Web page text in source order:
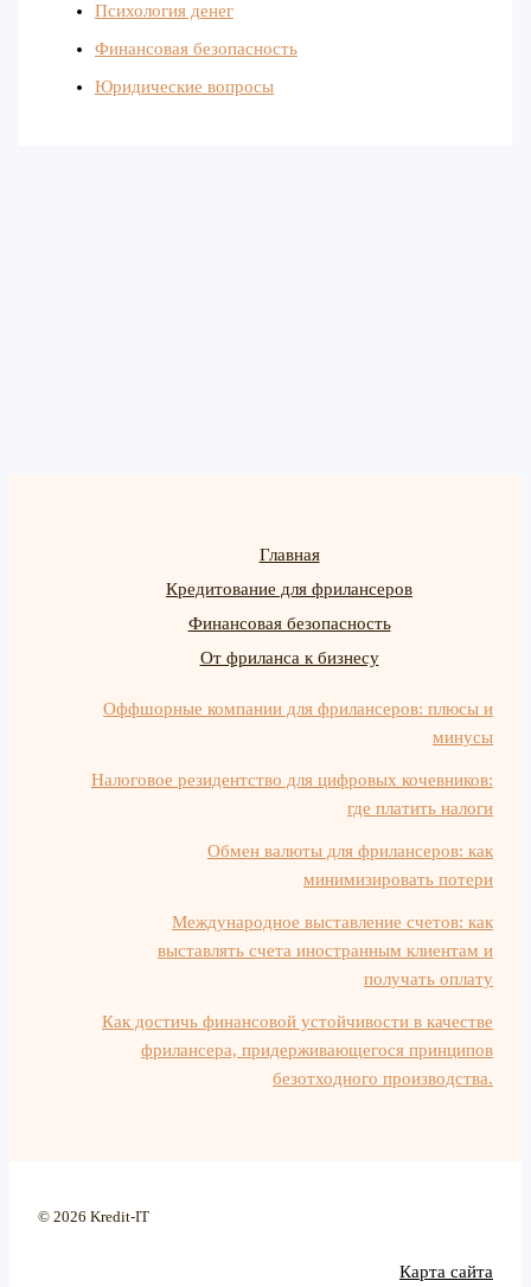
Психология денег
Финансовая безопасность
Юридические вопросы
Главная
Кредитование для фрилансеров
Финансовая безопасность
От фриланса к бизнесу
Оффшорные компании для фрилансеров: плюсы и
минусы
Налоговое резидентство для цифровых кочевников:
где платить налоги
Обмен валюты для фрилансеров: как
минимизировать потери
Международное выставление счетов: как
выставлять счета иностранным клиентам и
получать оплату
Как достичь финансовой устойчивости в качестве
фрилансера, придерживающегося принципов
безотходного производства.
© 2026 Kredit-IT
Карта сайта